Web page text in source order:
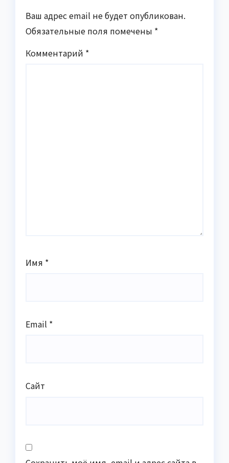
Ваш адрес email не будет опубликован.
Обязательные поля помечены *
Комментарий *
Имя *
Email *
Сайт